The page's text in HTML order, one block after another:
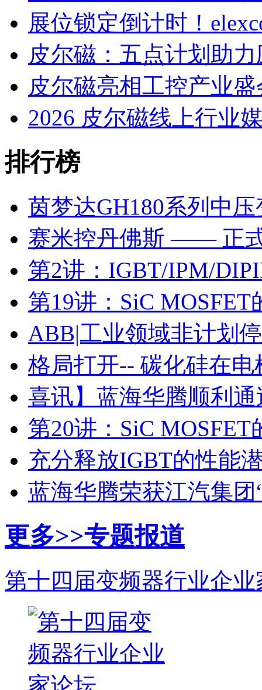
展位锁定倒计时！
皮尔磁：五点计划助
皮尔磁亮相工控产业
2026 皮尔磁线上行业
排行榜
茵梦达GH180系列中
赛米控丹佛斯 —— 正
第2讲：IGBT/IPM/
第19讲：SiC
ABB|工业领域非计划
格局打开-- 碳化硅在
喜讯】蓝海华腾顺利通
第20讲：SiC
充分释放IGBT的性能
蓝海华腾荣获江汽集
更多>>专题报道
第十四届变频器行业企业